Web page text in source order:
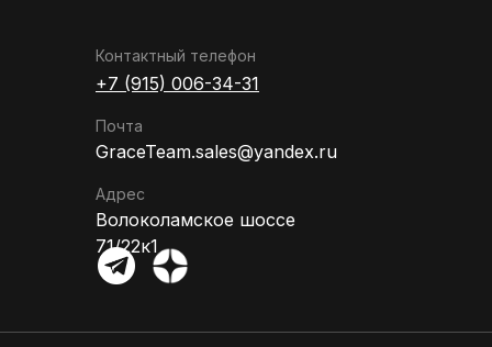
Контактный телефон
Почта
Адрес
Волоколамское шоссе
71/22к1
GraceTeam.sales@yandex.ru
+7 (915) 006-34-31